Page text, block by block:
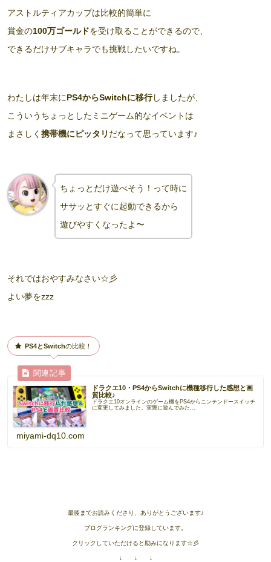
アストルティアカップは比較的簡単に
賞金の100万ゴールドを受け取ることができるので、
できるだけサブキャラでも挑戦したいですね。
わたしは年末にPS4からSwitchに移行しましたが、
こういうちょっとしたミニゲーム的なイベントは
まさしく 携帯機にピッタリ だなって思っています♪
ちょっとだけ遊べそう！って時に
ササッとすぐに起動できるから
遊びやすくなったよ〜
それではおやすみなさい☆彡
よい夢をzzz
PS4とSwitchの比較！
ドラクエ10・PS4からSwitchに機種移行した感想と画
質比較♪
ドラクエ10オンラインのゲーム機をPS4からニンテンドースイッチ
に変更してみました。実際に遊んでみた...
miyami-dq10.com
最後までお読みくださり、ありがとうございます♪
ブログランキングに登録しています。
クリックしていただけると励みになります☆彡
↓ ↓ ↓